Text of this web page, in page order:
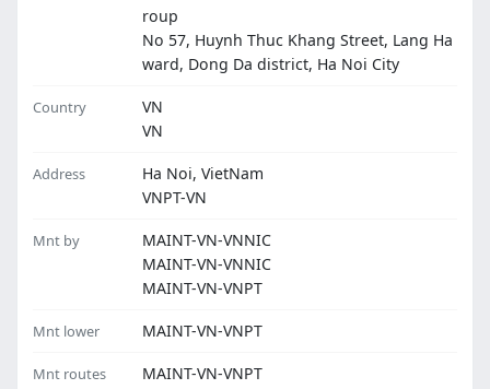
roup
No 57, Huynh Thuc Khang Street, Lang Ha
ward, Dong Da district, Ha Noi City
Country
VN
VN
Address
Ha Noi, VietNam
VNPT-VN
Mnt by
MAINT-VN-VNNIC
MAINT-VN-VNNIC
MAINT-VN-VNPT
Mnt lower MAINT-VN-VNPT
Mnt routes MAINT-VN-VNPT